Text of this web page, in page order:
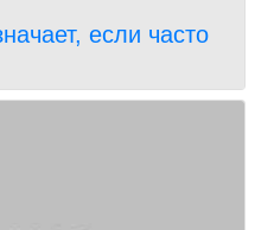
если часто